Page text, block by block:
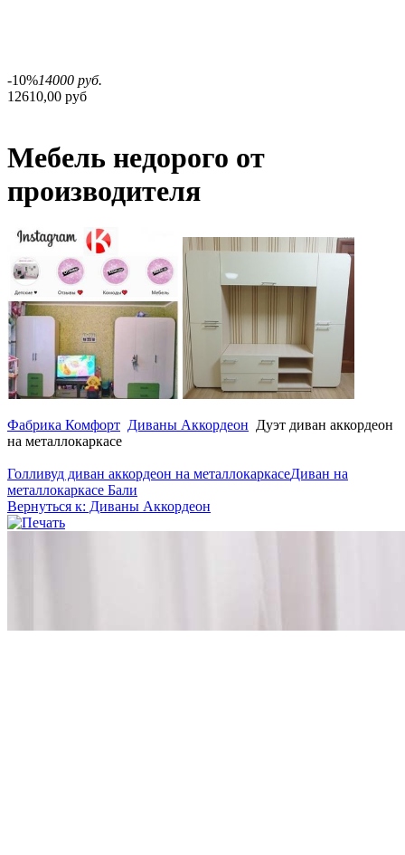
-10%14000 руб.
12610,00 руб
Мебель недорого от
производителя
Фабрика Комфорт Диваны Аккордеон Дуэт диван аккордеон
на металлокаркасе
Голливуд диван аккордеон на металлокаркасеДиван на
металлокаркасе Бали
Вернуться к: Диваны Аккордеон